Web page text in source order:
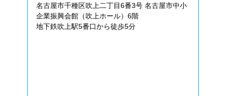
名古屋市千種区吹上二丁目6番3号 名古屋市中小
企業振興会館（吹上ホール）6階
地下鉄吹上駅5番口から徒歩5分